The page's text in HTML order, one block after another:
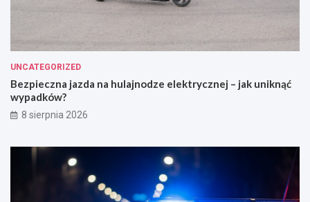
UNCATEGORIZED
Bezpieczna jazda na hulajnodze elektrycznej – jak uniknąć
wypadków?
8 sierpnia 2026